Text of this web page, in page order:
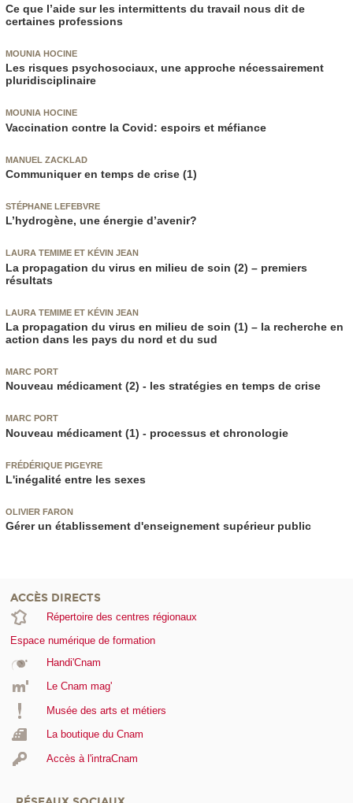
Ce que l’aide sur les intermittents du travail nous dit de
certaines professions
MOUNIA HOCINE
Les risques psychosociaux, une approche nécessairement
pluridisciplinaire
MOUNIA HOCINE
Vaccination contre la Covid: espoirs et méfiance
MANUEL ZACKLAD
Communiquer en temps de crise (1)
STÉPHANE LEFEBVRE
L’hydrogène, une énergie d’avenir?
LAURA TEMIME ET KÉVIN JEAN
La propagation du virus en milieu de soin (2) – premiers
résultats
LAURA TEMIME ET KÉVIN JEAN
La propagation du virus en milieu de soin (1) – la recherche en
action dans les pays du nord et du sud
MARC PORT
Nouveau médicament (2) - les stratégies en temps de crise
MARC PORT
Nouveau médicament (1) - processus et chronologie
FRÉDÉRIQUE PIGEYRE
L'inégalité entre les sexes
OLIVIER FARON
Gérer un établissement d'enseignement supérieur public
ACCÈS DIRECTS
Répertoire des centres régionaux
Espace numérique de formation
Handi'Cnam
Le Cnam mag'
Musée des arts et métiers
La boutique du Cnam
Accès à l'intraCnam